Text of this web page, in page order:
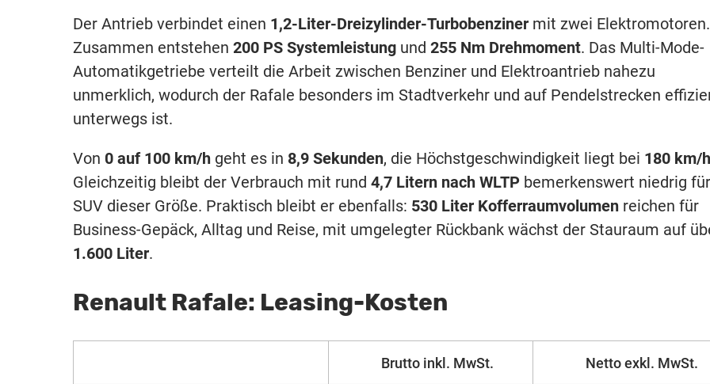
Der Antrieb verbindet einen 1,2-Liter-Dreizylinder-Turbobenziner mit zwei Elektromotoren.
Zusammen entstehen 200 PS Systemleistung und 255 Nm Drehmoment. Das Multi-Mode-
Automatikgetriebe verteilt die Arbeit zwischen Benziner und Elektroantrieb nahezu
unmerklich, wodurch der Rafale besonders im Stadtverkehr und auf Pendelstrecken
unterwegs ist.
Von 0 auf 100 km/h geht es in 8,9 Sekunden, die Höchstgeschwindigkeit liegt bei 180 km/h
Gleichzeitig bleibt der Verbrauch mit rund 4,7 Litern nach WLTP bemerkenswert niedrig
SUV dieser Größe. Praktisch bleibt er ebenfalls: 530 Liter Kofferraumvolumen reichen für
Business-Gepäck, Alltag und Reise, mit umgelegter Rückbank wächst der Stauraum auf
1.600 Liter.
Renault Rafale: Leasing-Kosten
Brutto inkl. MwSt. Netto exkl. MwSt.